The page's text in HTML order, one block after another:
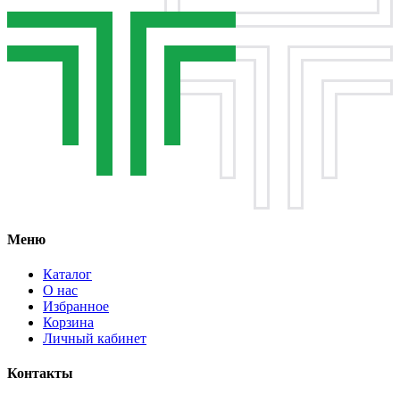
Меню
Каталог
О нас
Избранное
Корзина
Личный кабинет
Контакты